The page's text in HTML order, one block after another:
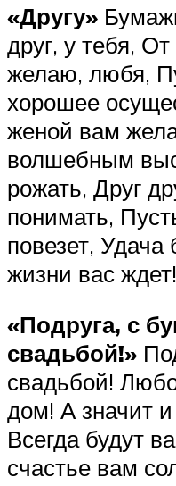
«Другу»
друг, у тебя,
желаю, любя,
хорошее
женой вам
волшебным
рожать, Друг
понимать,
повезет,
жизни вас ждет!
«Подруга, с
свадьбой!»
свадьбой!
дом! А значит
Всегда будут
счастье вам